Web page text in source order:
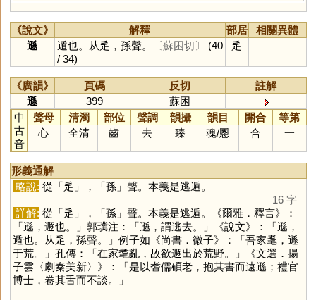
《說文》 解釋 部居
相關異體
遜
遁也。从辵，孫聲。 〔蘇困切〕
(40
/ 34)
辵
《廣韻》 頁碼 反切
註解
遜
399
蘇困
中
古
音
聲母 清濁 部位 聲調 韻攝 韻目 開合
等第
心
全清 齒 去 臻 魂/慁 合 一
形義通解
略說: 從「辵 」，「孫」聲。本義是逃遁。
16 字
詳解: 從「辵 」，「孫」聲。本義是逃遁。《爾雅．釋言》：
「遜，遯也。」郭璞注：「遜，謂逃去。」《說文》：「遜，
遁也。从辵，孫聲。」例子如《尚書．微子》：「吾家耄，遜
于荒。」孔傳：「在家耄亂，故欲遯出於荒野。」《文選．揚
子雲〈劇秦美新〉》：「是以耆儒碩老，抱其書而遠遜；禮官
博士，卷其舌而不談。」